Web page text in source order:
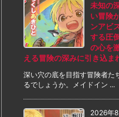
未知の
い冒険
ンアビ
する圧
の心を
える冒険の深みに引き込ま
深い穴の底を目指す冒険者た
るでしょうか。メイドイン ...
2026年